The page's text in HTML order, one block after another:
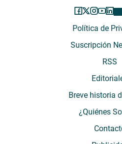
Política de
Suscripción
RSS
Breve historia
¿Quiénes